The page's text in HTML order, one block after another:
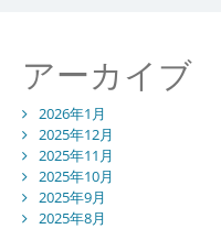
アーカイブ
2026年1月
2025年12月
2025年11月
2025年10月
2025年9月
2025年8月